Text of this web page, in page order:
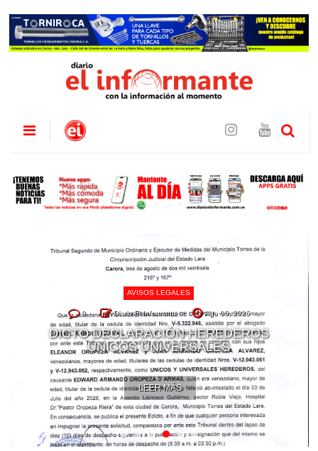
AVISOS LEGALES
0 Diario El Informante Ago 06, 2026
DICTO DECLARACIÓN HEREDEROS
ÚNICOS UNIVERSALES
LEER MÁS